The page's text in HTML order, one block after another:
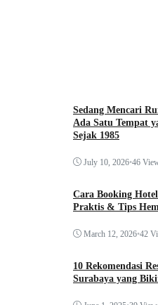
Sedang Mencari
Ada Satu Tempat
Sejak 1985
July 10, 2026•46
Cara Booking
Praktis & Tips
March 12, 2026•42
10 Rekomendasi
Surabaya yang